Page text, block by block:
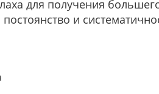
для получения
постоянство и